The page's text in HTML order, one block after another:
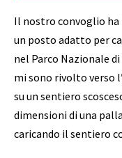
Il nostro convoglio
un posto adatto per
nel Parco Nazionale
mi sono rivolto verso
su un sentiero
dimensioni di una
caricando il sentiero